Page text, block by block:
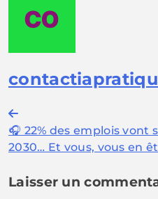
Navigation
de
🎧 22% des emplois vont
2030… Et vous, vous en
Laisser un